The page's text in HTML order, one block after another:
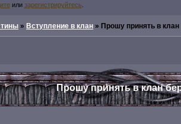
или зарегистрируйтесь
»Вступление в клан »Прошу принять в
Прошу принять в клан